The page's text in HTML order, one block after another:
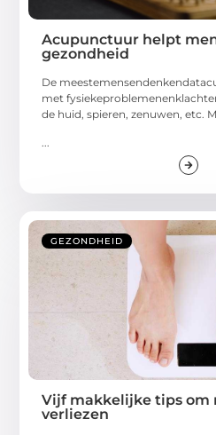
Acupunctuur helpt
gezondheid
De
met
de huid, spieren, zenuwen, etc.
...
GEZONDHEID
Vijf makkelijke tips om
verliezen